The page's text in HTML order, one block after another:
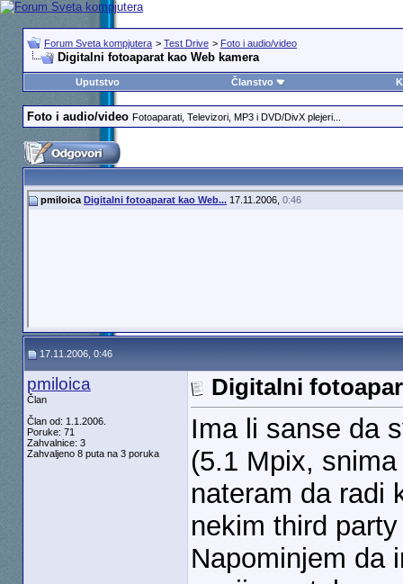
Forum Sveta kompjutera > Test Drive > Foto i audio/video
Digitalni fotoaparat kao Web kamera
Uputstvo Članstvo
Foto i audio/video Fotoaparati, Televizori, MP3 i DVD/DivX plejeri...
pmiloica Digitalni fotoaparat kao Web...17.11.2006, 0:46
17.11.2006, 0:46
pmiloica
Član
Član od: 1.1.2006.
Poruke: 71
Zahvalnice: 3
Zahvaljeno 8 puta na 3 poruka
Digitalni
Ima li sanse da
(5.1 Mpix,
nateram da radi
nekim third
Napominjem da